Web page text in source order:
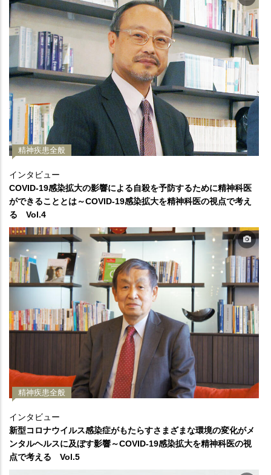
精神疾患全般
インタビュー
COVID-19感染拡大の影響による自殺を予防するために精神科医
ができることとは～COVID-19感染拡大を精神科医の視点で考え
る Vol.4
精神疾患全般
インタビュー
新型コロナウイルス感染症がもたらすさまざまな環境の変化がメ
ンタルヘルスに及ぼす影響～COVID-19感染拡大を精神科医の視
点で考える Vol.5